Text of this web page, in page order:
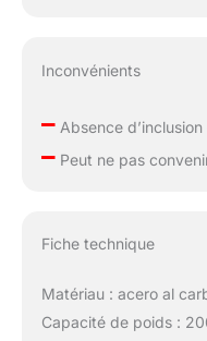
Inconvénients
–Absence d’inclusion
–Peut ne pas
Fiche technique
Matériau : acero al
Capacité de poids :